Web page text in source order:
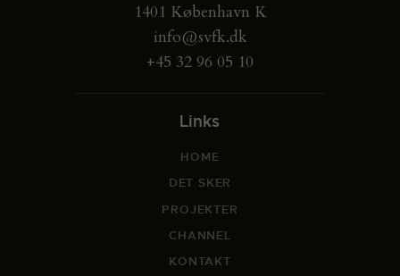
1401 København K
info@svfk.dk
+45 32 96 05 10
Links
HOME
DET SKER
PROJEKTER
CHANNEL
KONTAKT